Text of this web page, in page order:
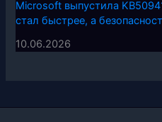
Microsoft выпустила
стал быстрее, а
10.06.2026